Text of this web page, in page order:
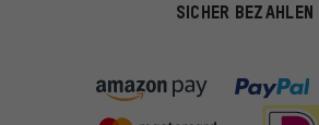
SICHER BEZAHLEN